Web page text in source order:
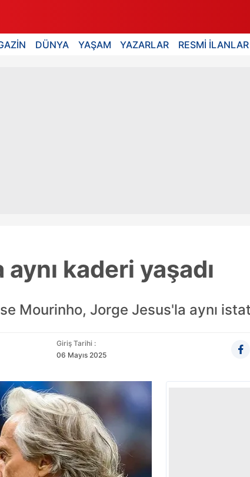
DÜNYA YAŞAM YAZARLAR RESMİ İLANLAR
kaderi yaşadı
Mourinho, Jorge Jesus'la aynı
Giriş Tarihi :
06 Mayıs 2025